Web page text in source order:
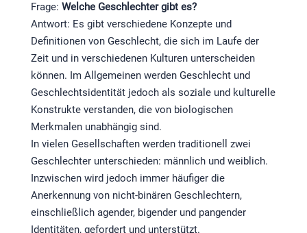
Frage: Welche Geschlechter gibt es?
Antwort: Es gibt verschiedene Konzepte und
Definitionen von Geschlecht, die sich im Laufe der
Zeit und in verschiedenen Kulturen unterscheiden
können. Im Allgemeinen werden Geschlecht und
Geschlechtsidentität jedoch als soziale und kulturelle
Konstrukte verstanden, die von biologischen
Merkmalen unabhängig sind.
In vielen Gesellschaften werden traditionell zwei
Geschlechter unterschieden: männlich und weiblich.
Inzwischen wird jedoch immer häufiger die
Anerkennung von nicht-binären Geschlechtern,
einschließlich agender, bigender und pangender
Identitäten, gefordert und unterstützt.